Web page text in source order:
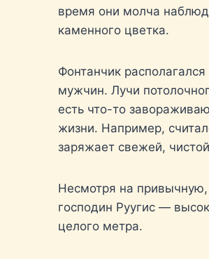
время они молча
каменного цветка.
Фонтанчик
мужчин. Лучи
есть что-то
жизни. Например,
заряжает свежей,
Несмотря на
господин Руугис —
целого метра.